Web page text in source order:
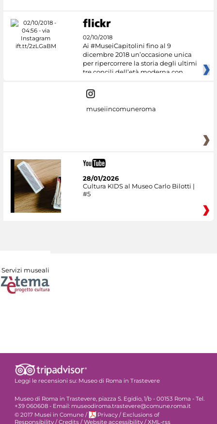
02/10/2018
Ai #MuseiCapitolini fino al 9
dicembre 2018 un’occasione unica
per ripercorrere la storia degli ultimi
tre concili dell’età moderna con
museiincomuneroma
28/01/2026
Cultura KIDS al Museo Carlo Bilotti |
#5
Servizi museali
Leggi le recensioni su: Museo di Roma in Trastevere
Museo di Roma in Trastevere, piazza S. Egidio, 1/b - 00153 Roma - Tel.
+39 060608 - Email: museodiroma.trastevere@comune.roma.it
© 2017 Musei in Comune / Privacy / Exclusions of
Responsibility / Credits / Website accessibility / XML-rss